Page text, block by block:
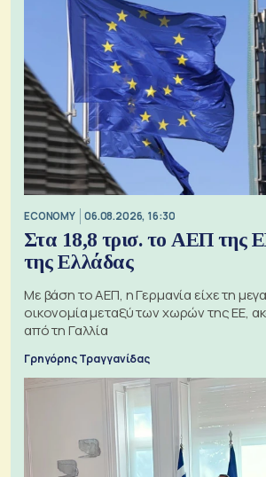
ECONOMY 06.08.2026, 16:30
Στα 18,8 τρισ. το ΑΕΠ της
της Ελλάδας
Με βάση το ΑΕΠ, η Γερμανία είχε τη
οικονομία μεταξύ των χωρών της ΕΕ,
από τη Γαλλία
Γρηγόρης Τραγγανίδας